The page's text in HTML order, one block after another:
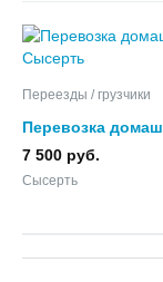
Переезды / грузчики
Перевозка
7 500 руб.
Сысерть